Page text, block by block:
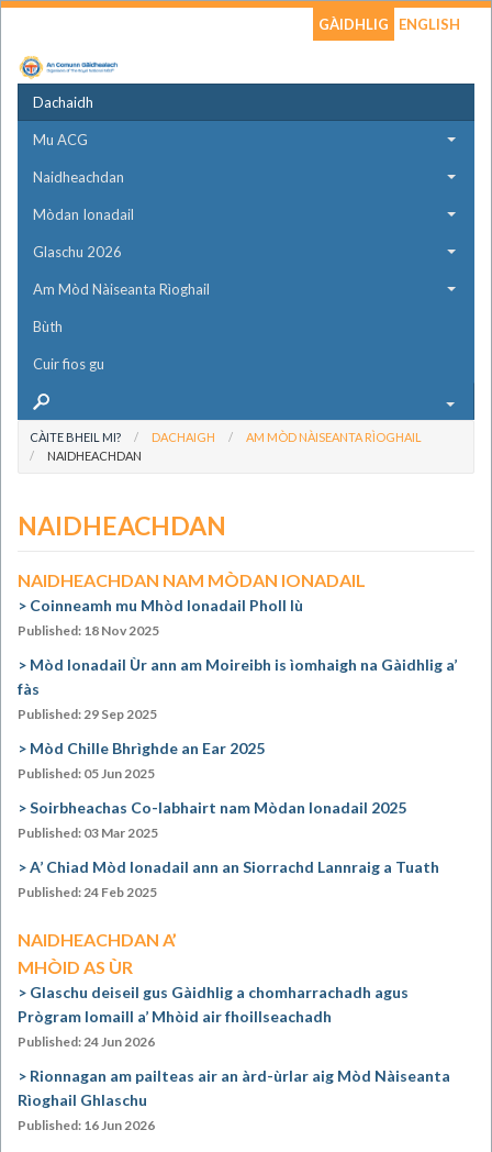
GÀIDHLIG ENGLISH
Dachaidh
Mu ACG
Naidheachdan
Mòdan Ionadail
Glaschu 2026
Am Mòd Nàiseanta Rìoghail
Bùth
Cuir fios gu
CÀITE BHEIL MI? DACHAIGH
AM MÒD NÀISEANTA RÌOGHAIL
NAIDHEACHDAN
NAIDHEACHDAN
NAIDHEACHDAN NAM MÒDAN IONADAIL
Coinneamh mu Mhòd Ionadail Pholl Iù
Published: 18 Nov 2025
Mòd Ionadail Ùr ann am Moireibh is ìomhaigh na Gàidhlig a’
fàs
Published: 29 Sep 2025
Mòd Chille Bhrìghde an Ear 2025
Published: 05 Jun 2025
Soirbheachas Co-labhairt nam Mòdan Ionadail 2025
Published: 03 Mar 2025
A’ Chiad Mòd Ionadail ann an Siorrachd Lannraig a Tuath
Published: 24 Feb 2025
NAIDHEACHDAN A’
MHÒID AS ÙR
Glaschu deiseil gus Gàidhlig a chomharrachadh agus
Prògram Iomaill a’ Mhòid air fhoillseachadh
Published: 24 Jun 2026
Rionnagan am pailteas air an àrd-ùrlar aig Mòd Nàiseanta
Rìoghail Ghlaschu
Published: 16 Jun 2026